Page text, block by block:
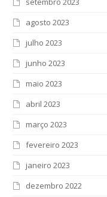
agosto 2023
julho 2023
junho 2023
maio 2023
abril 2023
março 2023
fevereiro 2023
janeiro 2023
dezembro 2022